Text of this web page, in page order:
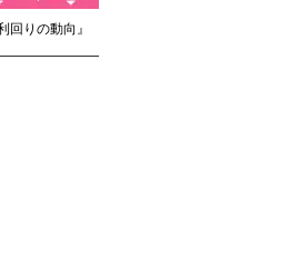
りの動向』